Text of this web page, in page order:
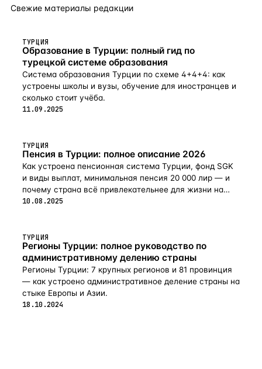
Свежие материалы редакции
ТУРЦИЯ
Образование в Турции: полный гид по
турецкой системе образования
Система образования Турции по схеме 4+4+4: как
устроены школы и вузы, обучение для иностранцев и
сколько стоит учёба.
11.09.2025
ТУРЦИЯ
Пенсия в Турции: полное описание 2026
Как устроена пенсионная система Турции, фонд SGK
и виды выплат, минимальная пенсия 20 000 лир — и
почему страна всё привлекательнее для жизни на
пенсии в 2026-м.
10.08.2025
ТУРЦИЯ
Регионы Турции: полное руководство по
административному делению страны
Регионы Турции: 7 крупных регионов и 81 провинция
— как устроено административное деление страны на
стыке Европы и Азии.
18.10.2024